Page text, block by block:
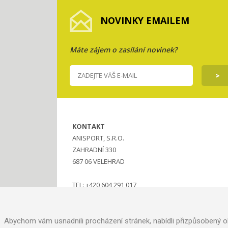
NOVINKY EMAILEM
Máte zájem o zasílání novinek?
KONTAKT
ANISPORT, S.R.O.
ZAHRADNÍ 330
687 06 VELEHRAD
TEL: +420 604 291 017
Abychom vám usnadnili procházení stránek, nabídli